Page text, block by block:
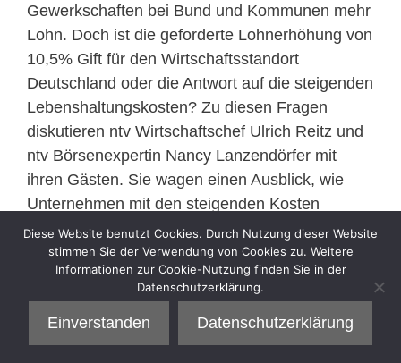
Gewerkschaften bei Bund und Kommunen mehr
Lohn. Doch ist die geforderte Lohnerhöhung von
10,5% Gift für den Wirtschaftsstandort
Deutschland oder die Antwort auf die steigenden
Lebenshaltungskosten? Zu diesen Fragen
diskutieren ntv Wirtschaftschef Ulrich Reitz und
ntv Börsenexpertin Nancy Lanzendörfer mit
ihren Gästen. Sie wagen einen Ausblick, wie
Unternehmen mit den steigenden Kosten
umgehen könnten.«
Diese Website benutzt Cookies. Durch Nutzung dieser Website
stimmen Sie der Verwendung von Cookies zu. Weitere
Informationen zur Cookie-Nutzung finden Sie in der
Datenschutzerklärung.
Einverstanden Datenschutzerklärung